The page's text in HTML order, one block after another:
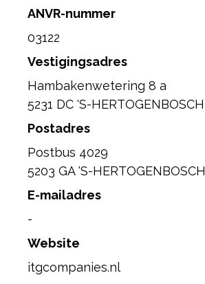
ANVR-nummer
03122
Vestigingsadres
Hambakenwetering 8 a
5231 DC 'S-HERTOGENBOSCH
Postadres
Postbus 4029
5203 GA 'S-HERTOGENBOSCH
E-mailadres
-
Website
itgcompanies.nl